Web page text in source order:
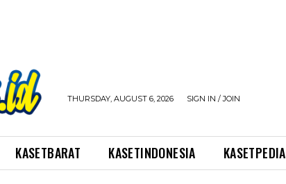
THURSDAY, AUGUST 6, 2026 SIGN IN / JOIN
KASETBARAT KASETINDONESIA KASETPEDIA